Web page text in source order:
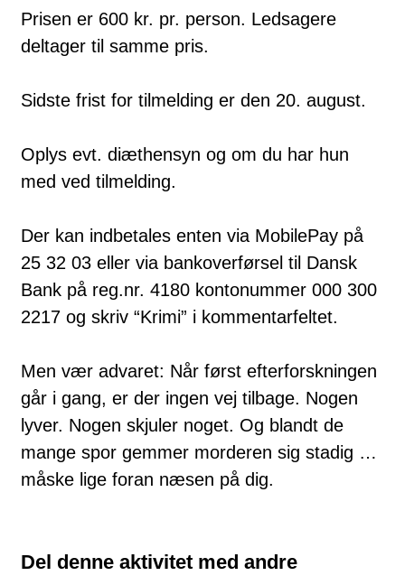
Prisen er 600 kr. pr. person. Ledsagere
deltager til samme pris.
Sidste frist for tilmelding er den 20. august.
Oplys evt. diæthensyn og om du har hun
med ved tilmelding.
Der kan indbetales enten via MobilePay på
25 32 03 eller via bankoverførsel til Dansk
Bank på reg.nr. 4180 kontonummer 000 300
2217 og skriv “Krimi” i kommentarfeltet.
Men vær advaret: Når først efterforskningen
går i gang, er der ingen vej tilbage. Nogen
lyver. Nogen skjuler noget. Og blandt de
mange spor gemmer morderen sig stadig …
måske lige foran næsen på dig.
Del denne aktivitet med andre